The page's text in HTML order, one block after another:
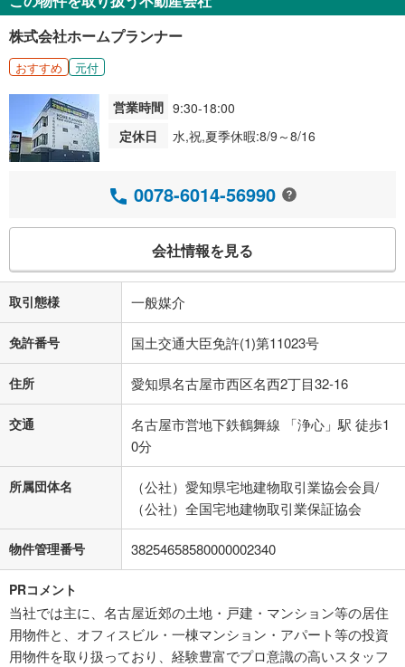
株式会社ホームプランナー
おすすめ 元付
営業時間 9:30-18:00
定休日
水,祝,夏季休暇:8/9～8/16
0078-6014-56990
会社情報を見る
取引態様 一般媒介
免許番号 国土交通大臣免許(1)第11023号
住所 愛知県名古屋市西区名西2丁目32-16
交通
名古屋市営地下鉄鶴舞線 「浄心」駅 徒歩1
0分
所属団体名
（公社）愛知県宅地建物取引業協会会員/
（公社）全国宅地建物取引業保証協会
物件管理番号 38254658580000002340
PRコメント
当社では主に、名古屋近郊の土地・戸建・マンション等の居住
用物件と、オフィスビル・一棟マンション・アパート等の投資
用物件を取り扱っており、経験豊富でプロ意識の高いスタッフ